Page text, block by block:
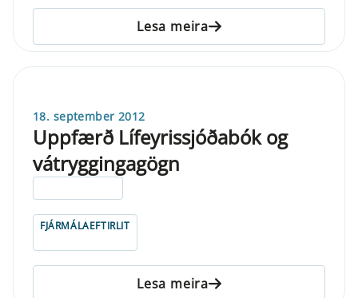
Lesa meira
18. september 2012
Uppfærð Lífeyrissjóðabók og
vátryggingagögn
FJÁRMÁLAEFTIRLIT
Lesa meira